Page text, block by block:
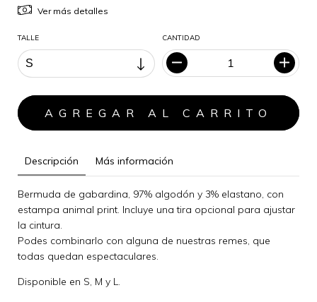
Ver más detalles
TALLE CANTIDAD
Descripción Más información
Bermuda de gabardina, 97% algodón y 3% elastano, con
estampa animal print. Incluye una tira opcional para ajustar
la cintura.
Podes combinarlo con alguna de nuestras remes, que
todas quedan espectaculares.
Disponible en S, M y L.